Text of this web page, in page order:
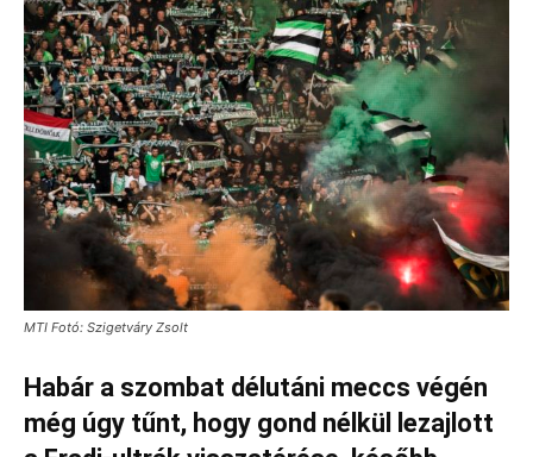
MTI Fotó: Szigetváry Zsolt
Habár a szombat délutáni meccs végén
még úgy tűnt, hogy gond nélkül lezajlott